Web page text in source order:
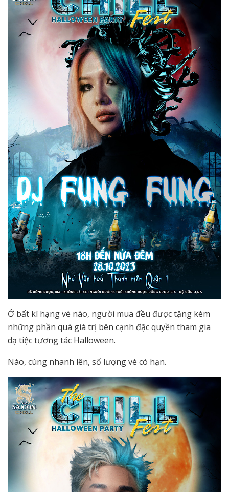
Ở bất kì hạng vé nào, người mua đều được tặng kèm
những phần quà giá trị bên cạnh đặc quyền tham gia
dạ tiệc tương tác Halloween.
Nào, cùng nhanh lên, số lượng vé có hạn.